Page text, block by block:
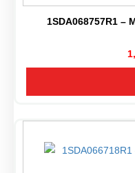
1SDA068757R1 –